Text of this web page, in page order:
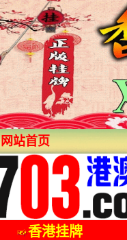
网站首页
香港挂牌